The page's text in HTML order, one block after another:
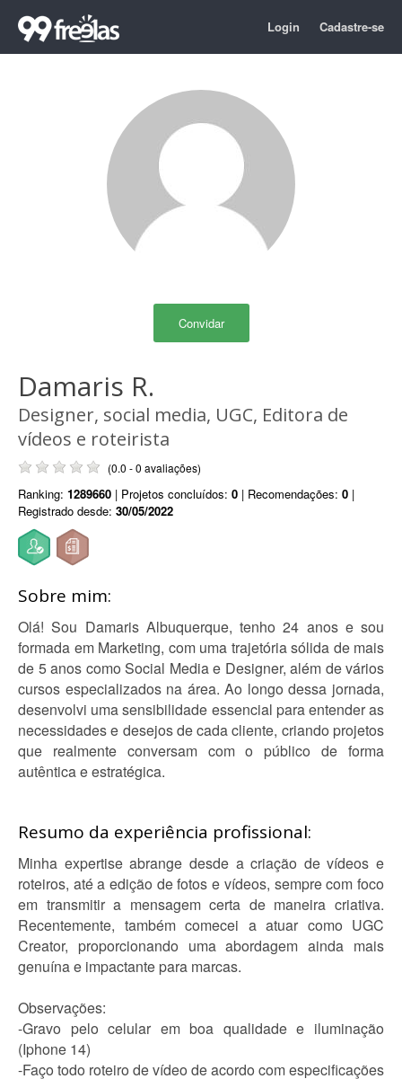
Login Cadastre-se
Convidar
Damaris R.
Designer, social media, UGC, Editora de
vídeos e roteirista
(0.0 - 0 avaliações)
Ranking: 1289660 | Projetos concluídos: 0 | Recomendações: 0 |
Registrado desde: 30/05/2022
Sobre mim:
Olá! Sou Damaris Albuquerque, tenho 24 anos e sou
formada em Marketing, com uma trajetória sólida de mais
de 5 anos como Social Media e Designer, além de vários
cursos especializados na área. Ao longo dessa jornada,
desenvolvi uma sensibilidade essencial para entender as
necessidades e desejos de cada cliente, criando projetos
que realmente conversam com o público de forma
autêntica e estratégica.
Resumo da experiência profissional:
Minha expertise abrange desde a criação de vídeos e
roteiros, até a edição de fotos e vídeos, sempre com foco
em transmitir a mensagem certa de maneira criativa.
Recentemente, também comecei a atuar como UGC
Creator, proporcionando uma abordagem ainda mais
genuína e impactante para marcas.
Observações:
-Gravo pelo celular em boa qualidade e iluminação
(Iphone 14)
-Faço todo roteiro de vídeo de acordo com especificações